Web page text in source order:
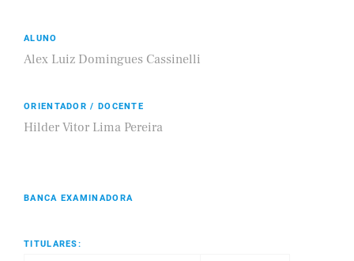
ALUNO
Alex Luiz Domingues Cassinelli
ORIENTADOR / DOCENTE
Hilder Vitor Lima Pereira
BANCA EXAMINADORA
TITULARES: